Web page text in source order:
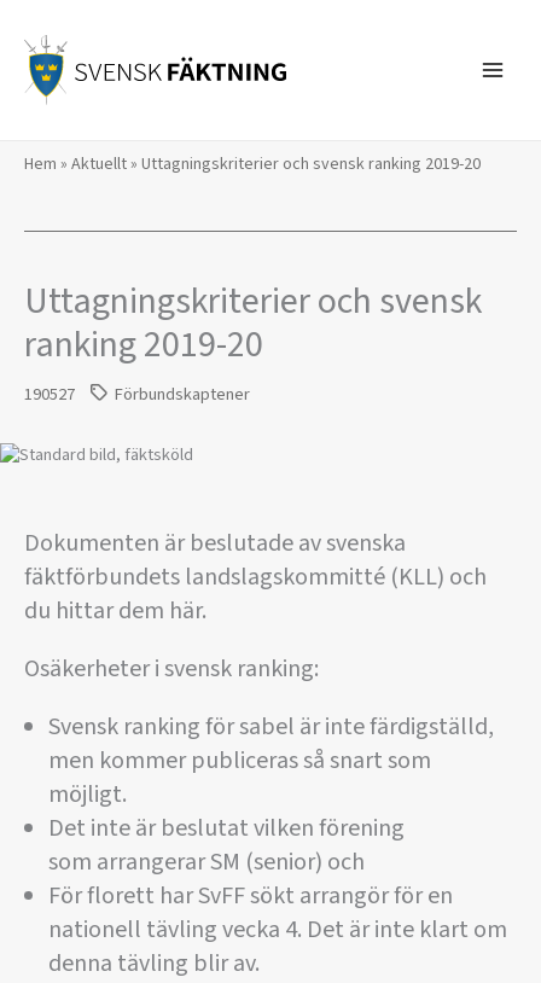
innehåll
Hem » Aktuellt» Uttagningskriterier och svensk ranking 2019-20
Uttagningskriterier och svensk
ranking 2019-20
190527 Förbundskaptener
Dokumenten är beslutade av svenska
fäktförbundets landslagskommitté (KLL) och
du hittar dem här.
Osäkerheter i svensk ranking:
Svensk ranking för sabel är inte färdigställd,
men kommer publiceras så snart som
möjligt.
Det inte är beslutat vilken förening
som arrangerar SM (senior) och
För florett har SvFF sökt arrangör för en
nationell tävling vecka 4. Det är inte klart om
denna tävling blir av.